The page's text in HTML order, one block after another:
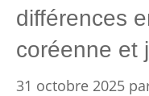
différences
coréenne et
31 octobre 2025